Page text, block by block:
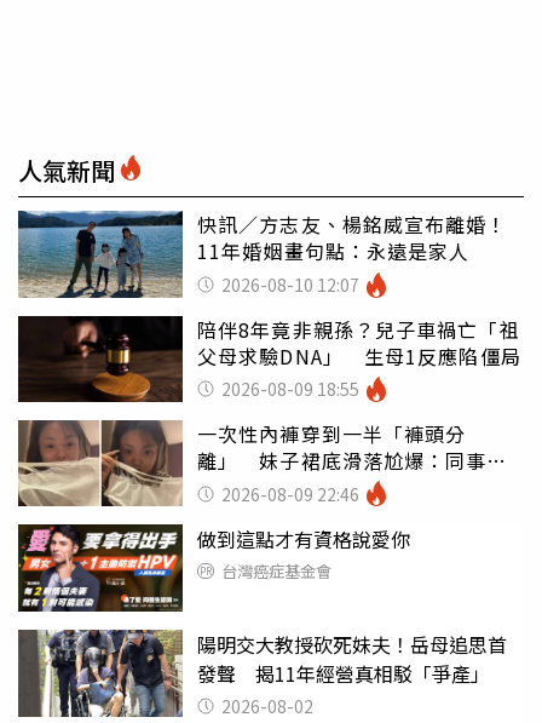
人氣新聞
快訊／方志友、楊銘威宣布離婚！
11年婚姻畫句點：永遠是家人
2026-08-10 12:07
陪伴8年竟非親孫？兒子車禍亡「祖
父母求驗DNA」 生母1反應陷僵局
2026-08-09 18:55
一次性內褲穿到一半「褲頭分
離」 妹子裙底滑落尬爆：同事全
看光2026-08-09 22:46
做到這點才有資格說愛你
台灣癌症基金會
陽明交大教授砍死妹夫！岳母追思首
發聲 揭11年經營真相駁「爭產」
2026-08-02